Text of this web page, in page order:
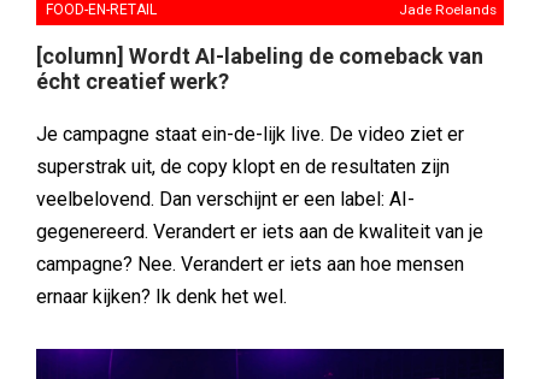
FOOD-EN-RETAIL Jade Roelands
[column] Wordt AI-labeling de comeback van
écht creatief werk?
Je campagne staat ein-de-lijk live. De video ziet er
superstrak uit, de copy klopt en de resultaten zijn
veelbelovend. Dan verschijnt er een label: AI-
gegenereerd. Verandert er iets aan de kwaliteit van je
campagne? Nee. Verandert er iets aan hoe mensen
ernaar kijken? Ik denk het wel.